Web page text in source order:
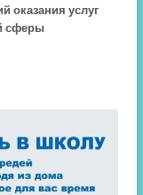
оказания услуг
сферы